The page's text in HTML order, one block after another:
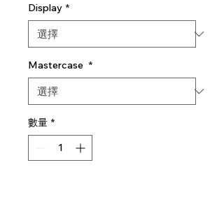
Display *
Mastercase *
數量 *